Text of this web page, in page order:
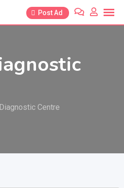
Post Ad
Centre